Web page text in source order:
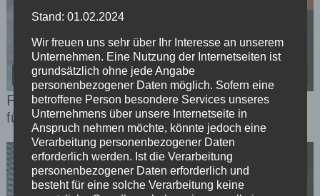
Ragazzamobil – Mobile Gesundheitsprävention
für drogenkonsumierende Sexarbeiterinnen
Stand: 01.02.2024
Wir freuen uns sehr über Ihr Interesse an unserem
Unternehmen. Eine Nutzung der Internetseiten ist
grundsätzlich ohne jede Angabe
personenbezogener Daten möglich. Sofern eine
betroffene Person besondere Services unseres
Unternehmens über unsere Internetseite in
Anspruch nehmen möchte, könnte jedoch eine
Verarbeitung personenbezogener Daten
erforderlich werden. Ist die Verarbeitung
personenbezogener Daten erforderlich und
besteht für eine solche Verarbeitung keine